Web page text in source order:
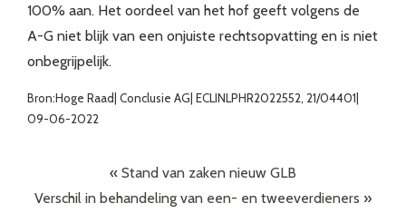
100% aan. Het oordeel van het hof geeft volgens de
A-G niet blijk van een onjuiste rechtsopvatting en is niet
onbegrijpelijk.
Bron:Hoge Raad| Conclusie AG| ECLINLPHR2022552, 21/04401|
09-06-2022
« Stand van zaken nieuw GLB
Verschil in behandeling van een- en tweeverdieners »